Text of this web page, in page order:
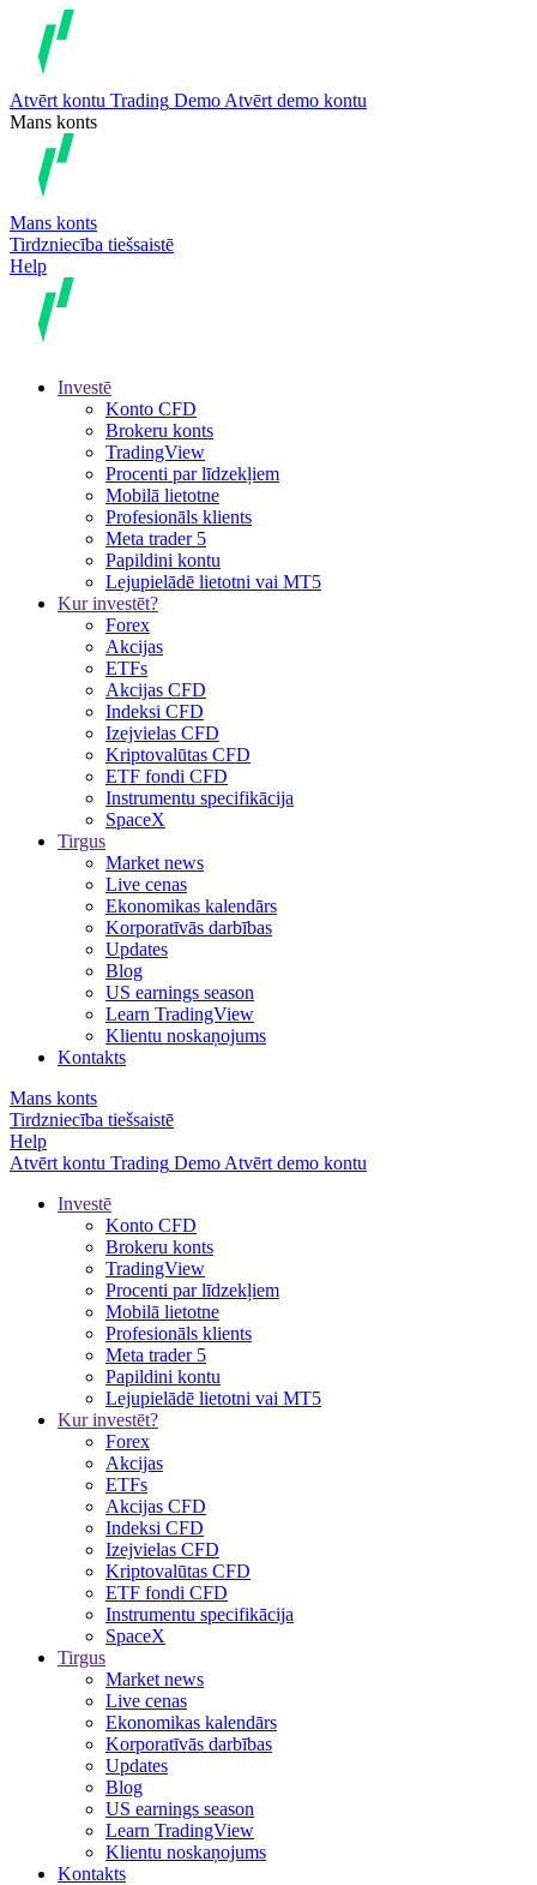
Atvērt kontu Trading Demo Atvērt demo kontu
Mans konts
Mans konts
Tirdzniecība tiešsaistē
Help
Investē
Konto CFD
Brokeru konts
TradingView
Procenti par līdzekļiem
Mobilā lietotne
Profesionāls klients
Meta trader 5
Papildini kontu
Lejupielādē lietotni vai MT5
Kur investēt?
Forex
Akcijas
ETFs
Akcijas CFD
Indeksi CFD
Izejvielas CFD
Kriptovalūtas CFD
ETF fondi CFD
Instrumentu specifikācija
SpaceX
Tirgus
Market news
Live cenas
Ekonomikas kalendārs
Korporatīvās darbības
Updates
Blog
US earnings season
Learn TradingView
Klientu noskaņojums
Kontakts
Mans konts
Tirdzniecība tiešsaistē
Help
Atvērt kontu Trading Demo Atvērt demo kontu
Investē
Konto CFD
Brokeru konts
TradingView
Procenti par līdzekļiem
Mobilā lietotne
Profesionāls klients
Meta trader 5
Papildini kontu
Lejupielādē lietotni vai MT5
Kur investēt?
Forex
Akcijas
ETFs
Akcijas CFD
Indeksi CFD
Izejvielas CFD
Kriptovalūtas CFD
ETF fondi CFD
Instrumentu specifikācija
SpaceX
Tirgus
Market news
Live cenas
Ekonomikas kalendārs
Korporatīvās darbības
Updates
Blog
US earnings season
Learn TradingView
Klientu noskaņojums
Kontakts